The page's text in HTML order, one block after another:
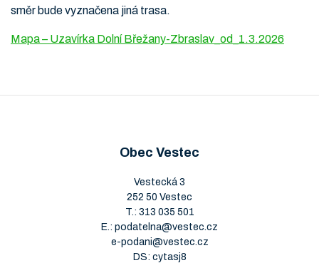
směr bude vyznačena jiná trasa.
Mapa – Uzavírka Dolní Břežany-Zbraslav_od_1.3.2026
Obec Vestec
Vestecká 3
252 50 Vestec
T.: 313 035 501
E.: podatelna@vestec.cz
e-podani@vestec.cz
DS: cytasj8